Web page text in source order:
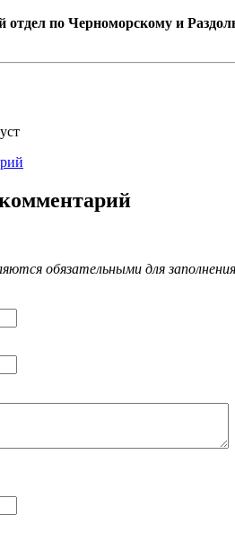
по Черноморскому и
обязательными для